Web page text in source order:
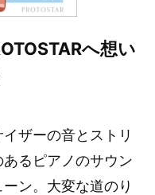
へ想い
ザーの音とストリ
るピアノのサウン
ン。大変な道のり